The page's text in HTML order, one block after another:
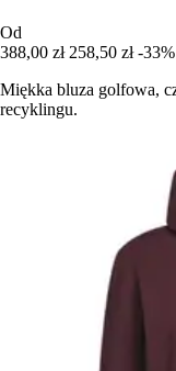
Od
388,00 zł 258,50 zł -33%
Miękka bluza golfowa,
recyklingu.